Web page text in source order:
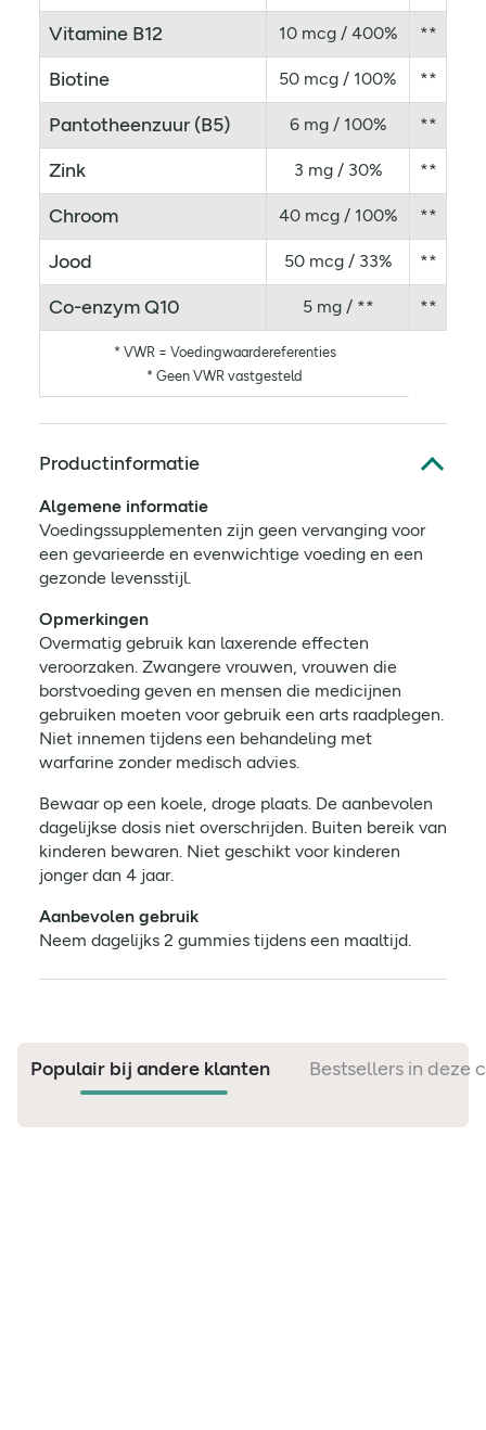
Vitamine B12 10 mcg / 400% **
Biotine 50 mcg / 100% **
Pantotheenzuur (B5) 6 mg / 100% **
Zink 3 mg / 30% **
Chroom 40 mcg / 100% **
Jood 50 mcg / 33% **
Co-enzym Q10 5 mg / ** **
* VWR = Voedingwaardereferenties
* Geen VWR vastgesteld
Productinformatie
Algemene informatie
Voedingssupplementen zijn geen vervanging voor
een gevarieerde en evenwichtige voeding en een
gezonde levensstijl.
Opmerkingen
Overmatig gebruik kan laxerende effecten
veroorzaken. Zwangere vrouwen, vrouwen die
borstvoeding geven en mensen die medicijnen
gebruiken moeten voor gebruik een arts raadplegen.
Niet innemen tijdens een behandeling met
warfarine zonder medisch advies.
Bewaar op een koele, droge plaats. De aanbevolen
dagelijkse dosis niet overschrijden. Buiten bereik van
kinderen bewaren. Niet geschikt voor kinderen
jonger dan 4 jaar.
Aanbevolen gebruik
Neem dagelijks 2 gummies tijdens een maaltijd.
Populair bij andere klanten Bestsellers in deze